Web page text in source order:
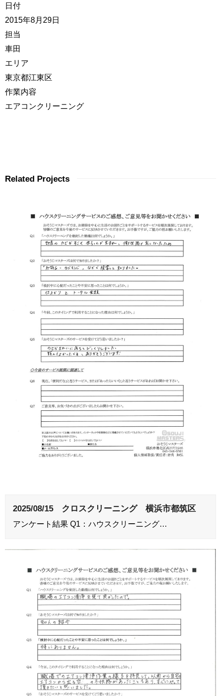
日付
2015年8月29日
担当
車田
エリア
東京都江東区
作業内容
エアコンクリーニング
Related Projects
2025/08/15 クロスクリーニング 横浜市都筑区
アンケート結果 Q1：ハウスクリーニング…